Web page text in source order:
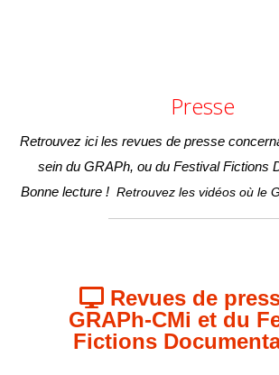
Presse
Retrouvez ici les revues de presse
sein du GRAPh, ou du Festival Fictions
Bonne lecture ! Retrouvez les vidéos où le
Revues de
GRAPh-CMi et du
Fictions